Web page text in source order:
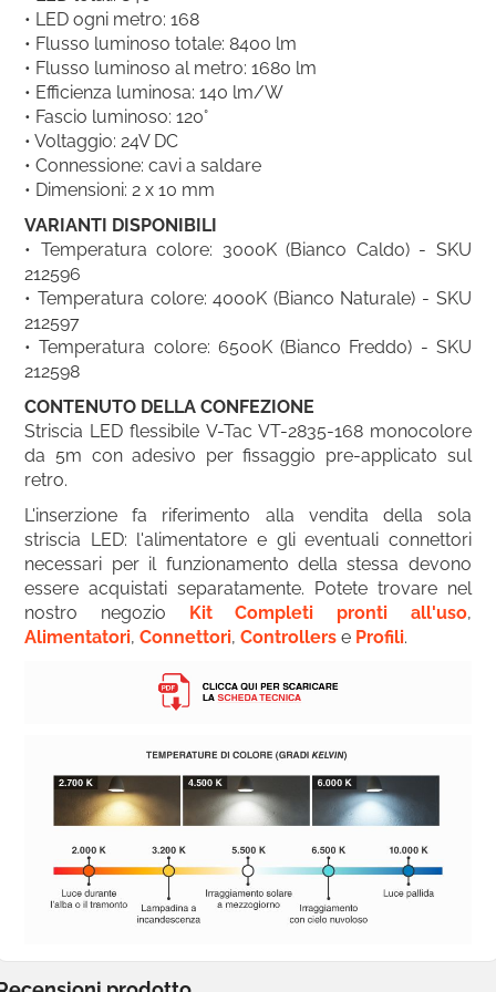
• LED ogni metro: 168
• Flusso luminoso totale: 8400 lm
• Flusso luminoso al metro: 1680 lm
• Efficienza luminosa: 140 lm/W
• Fascio luminoso: 120°
• Voltaggio: 24V DC
• Connessione: cavi a saldare
• Dimensioni: 2 x 10 mm
VARIANTI DISPONIBILI
• Temperatura colore: 3000K (Bianco Caldo) - SKU
212596
• Temperatura colore: 4000K (Bianco Naturale) - SKU
212597
• Temperatura colore: 6500K (Bianco Freddo) - SKU
212598
CONTENUTO DELLA CONFEZIONE
Striscia LED flessibile V-Tac VT-2835-168 monocolore
da 5m con adesivo per fissaggio pre-applicato sul
retro.
L'inserzione fa riferimento alla vendita della sola
striscia LED: l'alimentatore e gli eventuali connettori
necessari per il funzionamento della stessa devono
essere acquistati separatamente. Potete trovare nel
nostro negozio Kit Completi pronti all'uso,
Alimentatori,Connettori,Controllers e Profili.